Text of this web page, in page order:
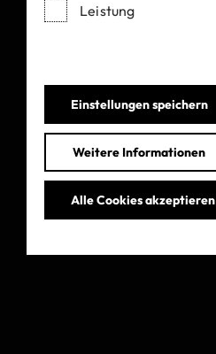
Leistung
Einstellungen speichern
Weitere Informationen
Alle Cookies akzeptieren